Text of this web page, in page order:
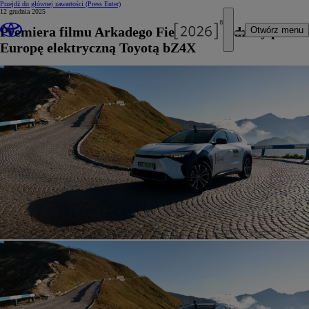
Przejdź do głównej zawartości (Press Enter)
Otwórz menu
12 grudnia 2025
Premiera filmu Arkadego Fiedlera o podróży przez
Europę elektryczną Toyotą bZ4X